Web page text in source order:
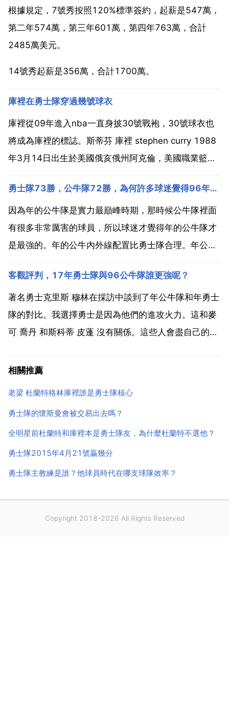
根據規定，7號秀按照120%標準簽約，起薪是547萬，
第二年574萬，第三年601萬，第四年763萬，合計
2485萬美元。
14號秀起薪是356萬，合計1700萬。
庫裡在勇士隊穿過幾號球衣
庫裡從09年進入nba一直身披30號戰袍，30號球衣也
將成為庫裡的標誌。斯蒂芬 庫裡 stephen curry 1988
年3月14日出生於美國俄亥俄州阿克倫，美國職業籃球
蒂芬 庫裡2009年通過選秀進入nba後一直效力於勇士
隊，新秀賽季入選最佳新秀...
勇士隊73勝，公牛隊72勝，為何許多球迷覺得96年的公牛更強？
因為年的公牛隊是實力最巔峰時期，那時候公牛隊裡面
有很多非常厲害的球員，所以球迷才覺得年的公牛隊才
是最強的。年的公牛內外線配置比勇士隊合理。年公牛
士隊很容易顧此失彼。因為年的公牛陣容非常強大，而
且最後奪得了總冠軍，所以球迷認為那年的公牛更強。
勝沒奪冠，是...
客觀評判，17年勇士隊與96公牛隊誰更強呢？
著名勇士克里斯 穆林在採訪中談到了年公牛隊和年勇士
隊的對比。我選擇勇士是因為他們的進攻火力。這和麥
可 喬丹 和斯科蒂 皮蓬 沒有關係。這些人會盡自己的乙
森 的死亡，但他們會盡力限制他們。他們會讓斯科蒂為
相關推薦
老梁 杜蘭特格林庫裡誰是勇士隊核心
勇士隊的懷斯曼會被交易出去嗎？
全明星前杜蘭特和庫裡本是勇士隊友，為什麼杜蘭特不選他？
勇士隊2015年4月21號贏幾分
勇士隊主教練是誰？他球員時代在哪支球隊效率？
Copyright 2018-2026 All Rights Reserved